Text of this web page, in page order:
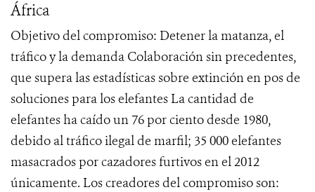
África
Objetivo del compromiso: Detener la matanza, el
tráfico y la demanda Colaboración sin precedentes,
que supera las estadísticas sobre extinción en pos de
soluciones para los elefantes La cantidad de
elefantes ha caído un 76 por ciento desde 1980,
debido al tráfico ilegal de marfil; 35 000 elefantes
masacrados por cazadores furtivos en el 2012
únicamente. Los creadores del compromiso son: